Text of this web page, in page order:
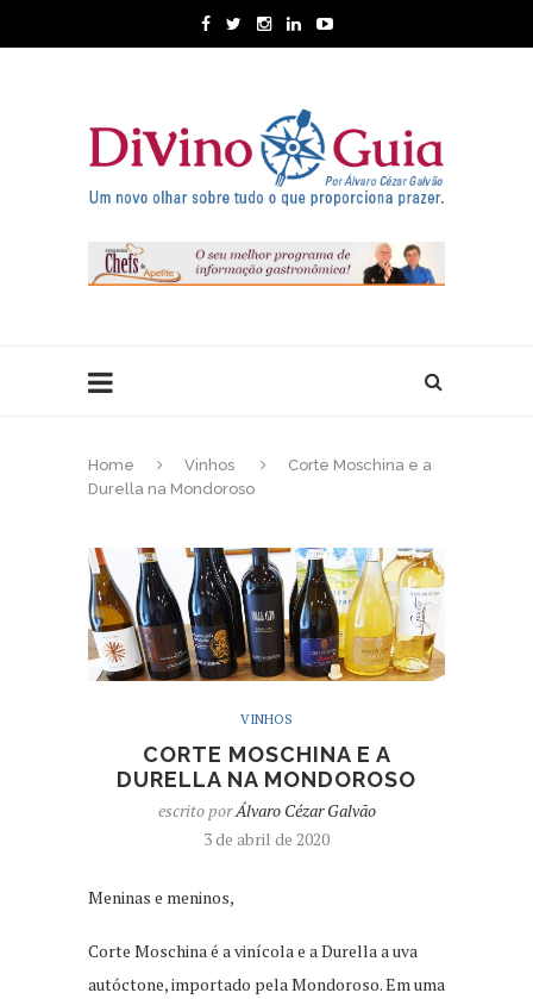
Home Vinhos
Corte Moschina e a
Durella na Mondoroso
VINHOS
CORTE MOSCHINA E A
DURELLA NA MONDOROSO
escrito porÁlvaro Cézar Galvão
3 de abril de 2020
Meninas e meninos,
Corte Moschina é a vinícola e a Durella a uva
autóctone, importado pela Mondoroso. Em uma